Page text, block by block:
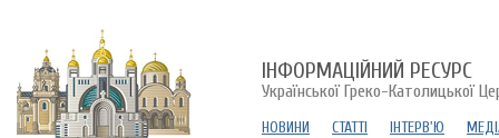
ІНФОРМАЦІЙНИЙ РЕСУРС
Української Греко-Католицької
НОВИНИ СТАТТІ ІНТЕРВ'Ю